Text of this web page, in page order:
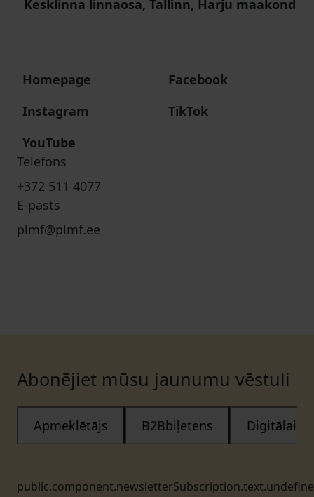
Kesklinna linnaosa, Tallinn, Harju maakond
Homepage
Facebook
Instagram
TikTok
YouTube
Telefons
+372 511 4077
E-pasts
plmf@plmf.ee
Abonējiet mūsu jaunumu vēstuli
Apmeklētājs B2Bbiļetens Digitālais